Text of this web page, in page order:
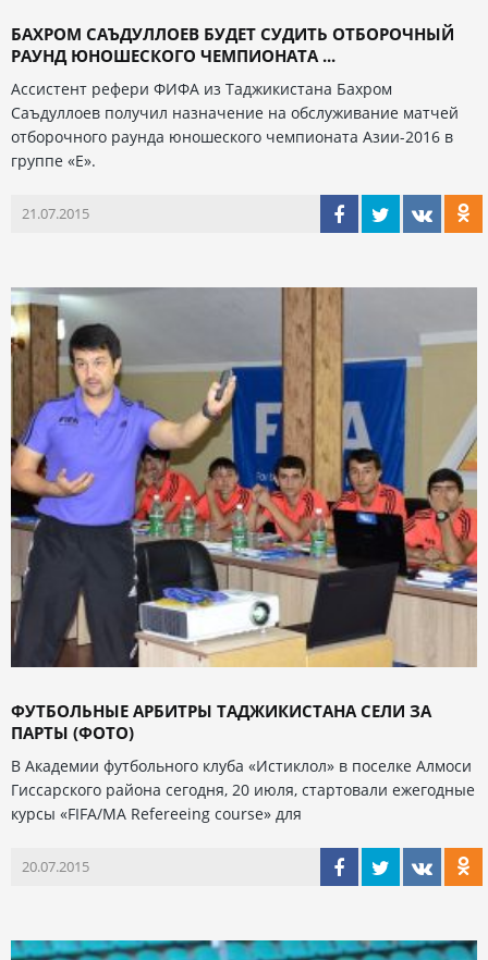
БАХРОМ САЪДУЛЛОЕВ БУДЕТ СУДИТЬ ОТБОРОЧНЫЙ
РАУНД ЮНОШЕСКОГО ЧЕМПИОНАТА ...
Ассистент рефери ФИФА из Таджикистана Бахром
Саъдуллоев получил назначение на обслуживание матчей
отборочного раунда юношеского чемпионата Азии-2016 в
группе «Е».
21.07.2015
ФУТБОЛЬНЫЕ АРБИТРЫ ТАДЖИКИСТАНА СЕЛИ ЗА
ПАРТЫ (ФОТО)
В Академии футбольного клуба «Истиклол» в поселке Алмоси
Гиссарского района сегодня, 20 июля, стартовали ежегодные
курсы «FIFA/MA Refereeing course» для
20.07.2015